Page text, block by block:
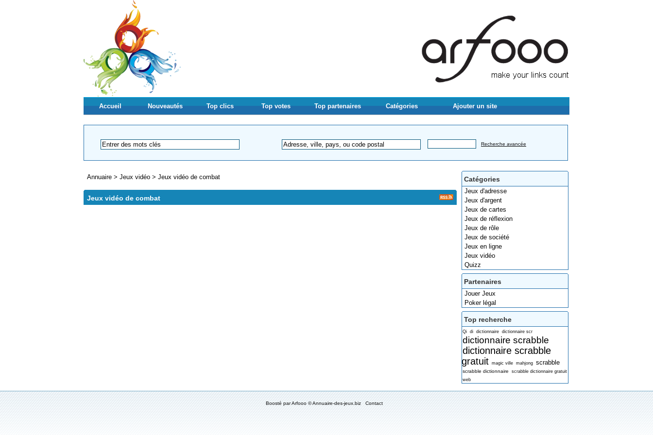
Accueil Nouveautés Top clics Top votes Top partenaires Catégories Ajouter un site
Recherche avancée
Catégories
Jeux d'adresse
Jeux d'argent
Jeux de cartes
Jeux de réflexion
Jeux de rôle
Jeux de société
Jeux en ligne
Jeux vidéo
Quizz
Partenaires
Jouer Jeux
Poker légal
Top recherche
Qi di dictionnaire dictionnaire scr
dictionnaire scrabble
dictionnaire scrabble
gratuit magic ville mahjong scrabble
scrabble dictionnaire
scrabble dictionnaire gratuit
web
Annuaire > Jeux vidéo > Jeux vidéo de combat
Jeux vidéo de combat
Boosté parArfooo © Annuaire-des-jeux.biz Contact